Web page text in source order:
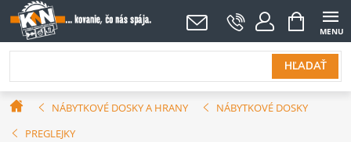
Prejsť
na
obsah
HĽADAŤ
NÁKUPNÝ
KOŠÍK
DomovNÁBYTKOVÉ DOSKY A HRANY
NÁBYTKOVÉ DOSKY
PREGLEJKY